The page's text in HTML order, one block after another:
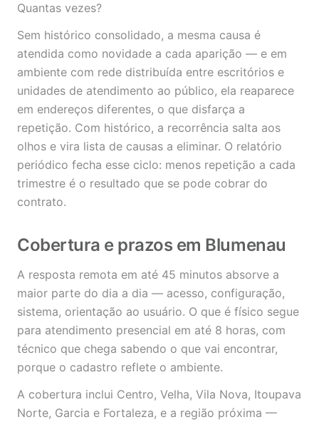
Quantas vezes?
Sem histórico consolidado, a mesma causa é
atendida como novidade a cada aparição — e em
ambiente com rede distribuída entre escritórios e
unidades de atendimento ao público, ela reaparece
em endereços diferentes, o que disfarça a
repetição. Com histórico, a recorrência salta aos
olhos e vira lista de causas a eliminar. O relatório
periódico fecha esse ciclo: menos repetição a cada
trimestre é o resultado que se pode cobrar do
contrato.
Cobertura e prazos em Blumenau
A resposta remota em até 45 minutos absorve a
maior parte do dia a dia — acesso, configuração,
sistema, orientação ao usuário. O que é físico segue
para atendimento presencial em até 8 horas, com
técnico que chega sabendo o que vai encontrar,
porque o cadastro reflete o ambiente.
A cobertura inclui Centro, Velha, Vila Nova, Itoupava
Norte, Garcia e Fortaleza, e a região próxima —